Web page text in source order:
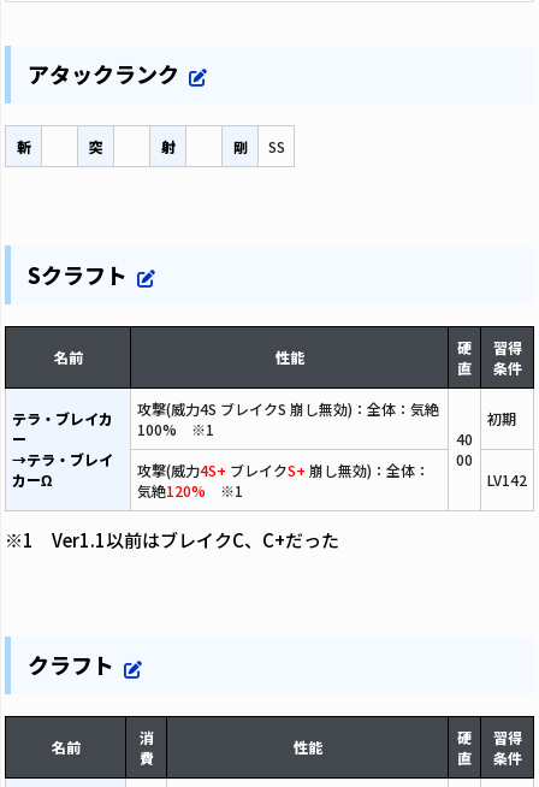
アタックランク
斬 突 射 剛 SS
Sクラフト
名前 性能
硬
直
習得
条件
テラ・ブレイカ
ー
→テラ・ブレイ
カーΩ
攻撃(威力4S ブレイクS 崩し無効)：全体：気絶
100% ※1
40
00
初期
攻撃(威力4S+ ブレイクS+ 崩し無効)：全体：
気絶120% ※1
LV142
※1 Ver1.1以前はブレイクC、C+だった
クラフト
名前
消
費
性能
硬
直
習得
条件